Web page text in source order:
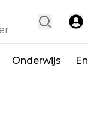
Onderwijs